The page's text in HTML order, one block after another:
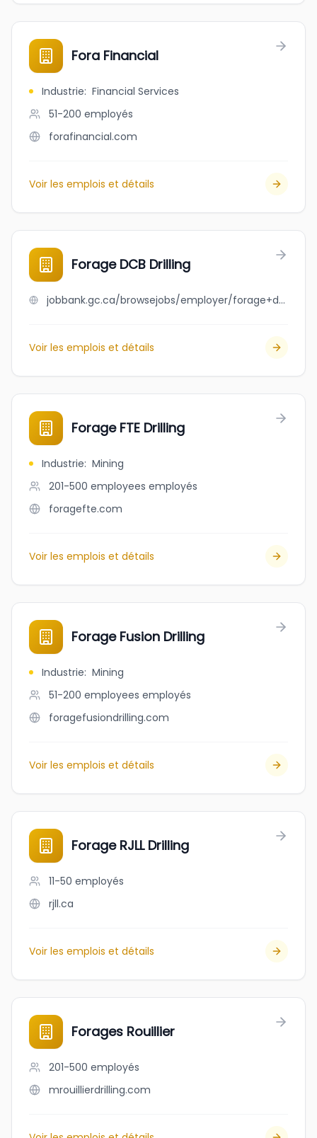
Fora Financial
Industrie: Financial Services
51-200 employés
forafinancial.com
Voir les emplois et détails
Forage DCB Drilling
jobbank.gc.ca/browsejobs/employer/forage+dcb+drilling/ca
Voir les emplois et détails
Forage FTE Drilling
Industrie: Mining
201-500 employees employés
foragefte.com
Voir les emplois et détails
Forage Fusion Drilling
Industrie: Mining
51-200 employees employés
foragefusiondrilling.com
Voir les emplois et détails
Forage RJLL Drilling
11-50 employés
rjll.ca
Voir les emplois et détails
Forages Rouillier
201-500 employés
mrouillierdrilling.com